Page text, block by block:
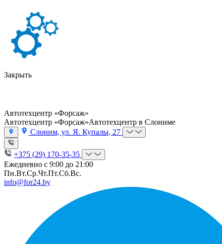
Закрыть
Автотехцентр «Форсаж»
Автотехцентр «Форсаж»Автотехцентр в Слониме
Слоним, ул. Я. Купалы, 27
+375 (29) 170-35-35
Ежедневно с 9:00 до 21:00
Пн.Вт.Ср.Чт.Пт.Сб.Вс.
info@for24.by